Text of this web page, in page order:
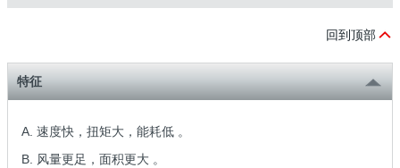
回到顶部
特征
A. 速度快，扭矩大，能耗低 。
B. 风量更足，面积更大 。